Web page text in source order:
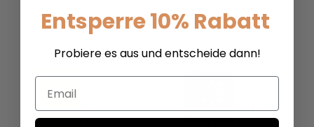
Entsperre 10% Rabatt
Probiere es aus und entscheide dann!
Email